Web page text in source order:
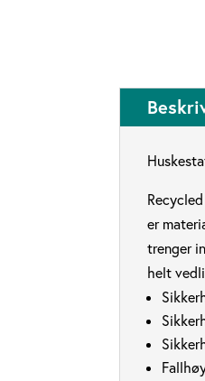
er
trenger
helt